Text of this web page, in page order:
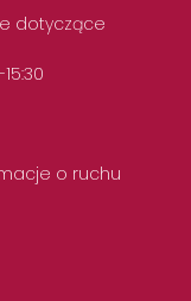
dotyczące
o ruchu